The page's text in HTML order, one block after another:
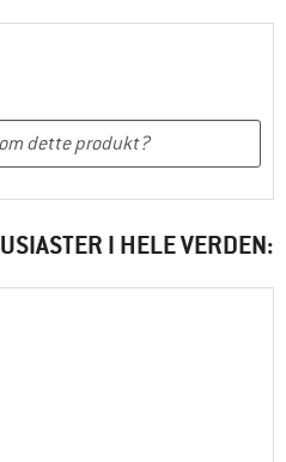
I HELE VERDEN: